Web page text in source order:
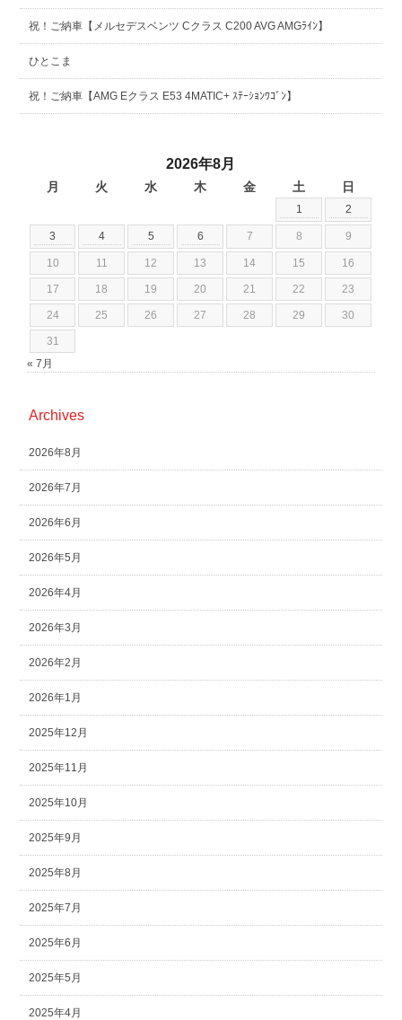
祝！ご納車【メルセデスベンツ Cクラス C200 AVG AMGﾗｲﾝ】
ひとこま
祝！ご納車【AMG Eクラス E53 4MATIC+ ｽﾃｰｼｮﾝﾜｺﾞﾝ】
2026年8月
月 火 水 木 金 土 日
1 2
3 4 5 6 7 8 9
10 11 12 13 14 15 16
17 18 19 20 21 22 23
24 25 26 27 28 29 30
31
« 7月
Archives
2026年8月
2026年7月
2026年6月
2026年5月
2026年4月
2026年3月
2026年2月
2026年1月
2025年12月
2025年11月
2025年10月
2025年9月
2025年8月
2025年7月
2025年6月
2025年5月
2025年4月